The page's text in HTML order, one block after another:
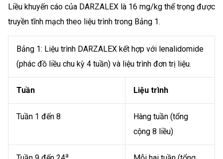
Liều khuyến cáo của DARZALEX là 16 mg/kg thể trọng được
truyền tĩnh mạch theo liệu trình trong Bảng 1.
Bảng 1: Liệu trình DARZALEX kết hợp với lenalidomide
(phác đồ liều chu kỳ 4 tuần) và liệu trình đơn trị liệu.
Tuần Liệu trình
Tuần 1 đến 8
Hàng tuần (tổng
cộng 8 liều)
a